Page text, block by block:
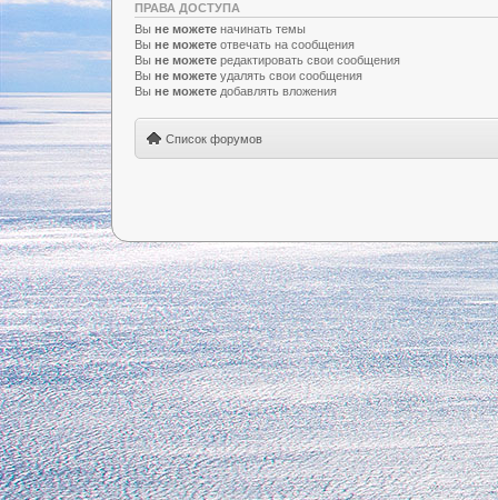
ПРАВА ДОСТУПА
Вы не можете начинать темы
Вы не можете отвечать на сообщения
Вы не можете редактировать свои сообщения
Вы не можете удалять свои сообщения
Вы не можете добавлять вложения
Список форумов